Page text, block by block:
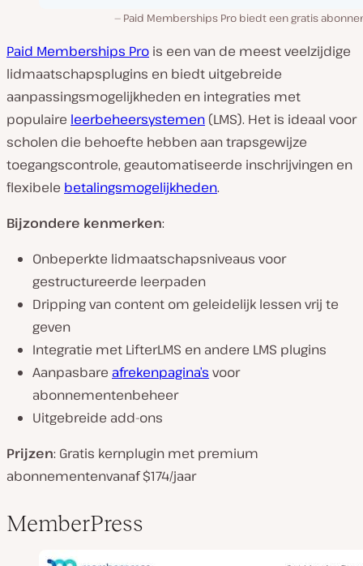
Paid Memberships Pro biedt een gratis
Paid Memberships Pro is een van de meest veelzijdige
lidmaatschapsplugins en biedt uitgebreide
aanpassingsmogelijkheden en integraties met
populaire leerbeheersystemen (LMS). Het is ideaal voor
scholen die behoefte hebben aan trapsgewijze
toegangscontrole, geautomatiseerde inschrijvingen en
flexibele betalingsmogelijkheden.
Bijzondere kenmerken:
Onbeperkte lidmaatschapsniveaus voor
gestructureerde leerpaden
Dripping van content om geleidelijk lessen vrij te
geven
Integratie met LifterLMS en andere LMS plugins
Aanpasbare afrekenpagina’s voor
abonnementenbeheer
Uitgebreide add-ons
Prijzen: Gratis kernplugin met premium
abonnementenvanaf $174/jaar
MemberPress